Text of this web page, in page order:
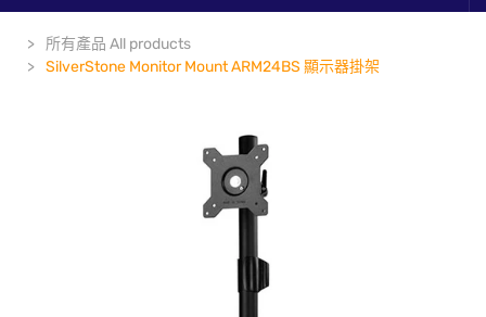
所有產品 All products
SilverStone Monitor Mount ARM24BS 顯示器掛架